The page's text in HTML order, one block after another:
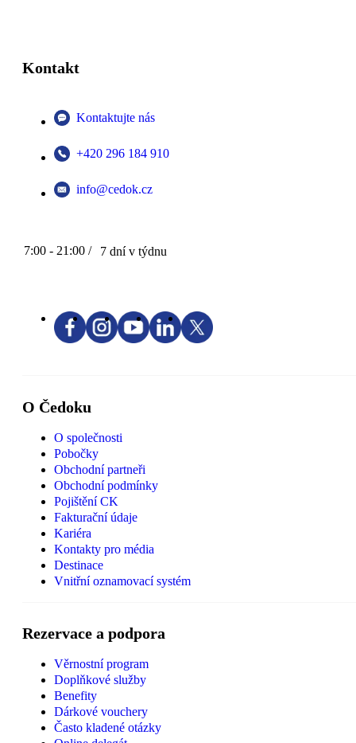
Kontakt
Kontaktujte nás
+420 296 184 910
info@cedok.cz
7:00 - 21:00 / 7 dní v týdnu
O Čedoku
O společnosti
Pobočky
Obchodní partneři
Obchodní podmínky
Pojištění CK
Fakturační údaje
Kariéra
Kontakty pro média
Destinace
Vnitřní oznamovací systém
Rezervace a podpora
Věrnostní program
Doplňkové služby
Benefity
Dárkové vouchery
Často kladené otázky